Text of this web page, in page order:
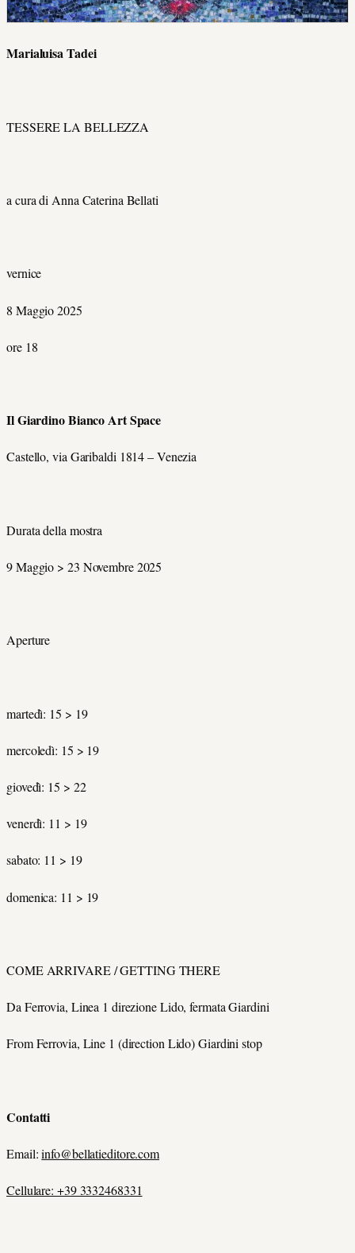
Marialuisa Tadei
TESSERE LA BELLEZZA
a cura di Anna Caterina Bellati
vernice
8 Maggio 2025
ore 18
Il Giardino Bianco Art Space
Castello, via Garibaldi 1814 – Venezia
Durata della mostra
9 Maggio > 23 Novembre 2025
Aperture
martedì: 15 > 19
mercoledì: 15 > 19
giovedì: 15 > 22
venerdì: 11 > 19
sabato: 11 > 19
domenica: 11 > 19
COME ARRIVARE / GETTING THERE
Da Ferrovia, Linea 1 direzione Lido, fermata Giardini
From Ferrovia, Line 1 (direction Lido) Giardini stop
Contatti
Email:info@bellatieditore.com
Cellulare: +39 3332468331